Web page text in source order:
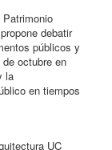
debatir
públicos y
octubre en
la
en tiempos
UC